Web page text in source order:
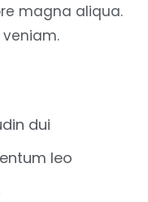
magna aliqua.
dui
leo